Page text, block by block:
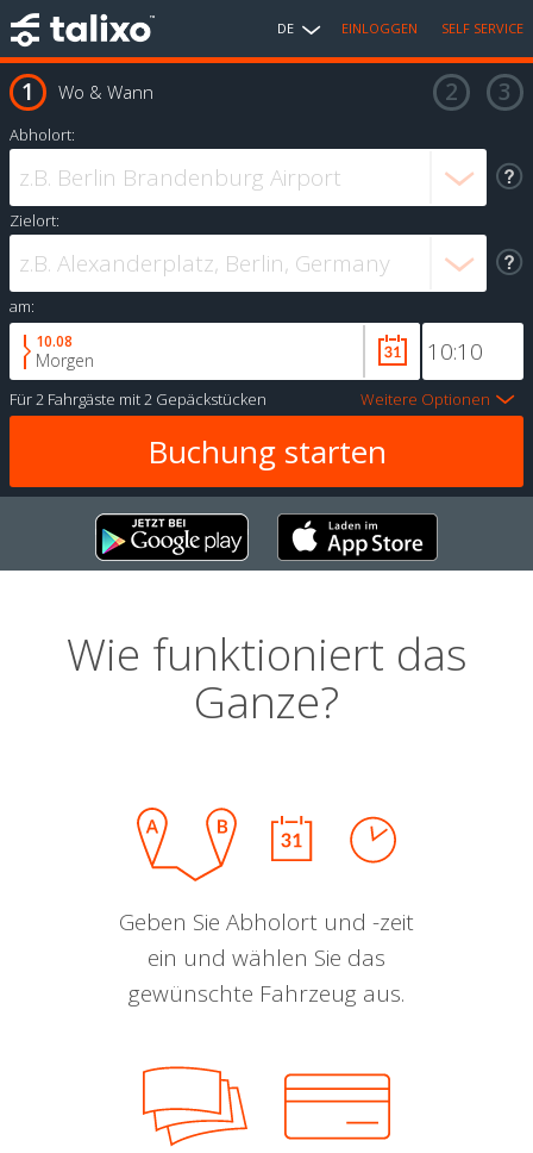
DE EINLOGGEN SELF SERVICE
Wo & Wann
Abholort:
Zielort:
am:
10.08
Morgen
Für2 Fahrgäste mit2 Gepäckstücken Weitere Optionen
Wie funktioniert das
Ganze?
Geben Sie Abholort und -zeit
ein und wählen Sie das
gewünschte Fahrzeug aus.